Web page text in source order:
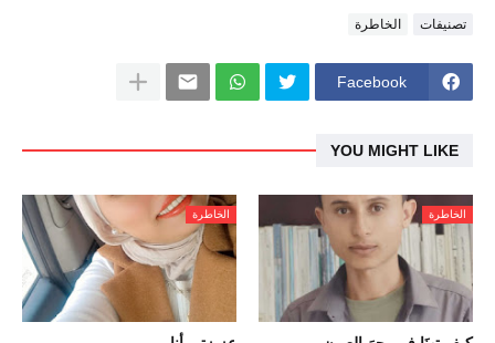
تصنيفات الخاطرة
Facebook
YOU MIGHT LIKE
الخاطرة الخاطرة